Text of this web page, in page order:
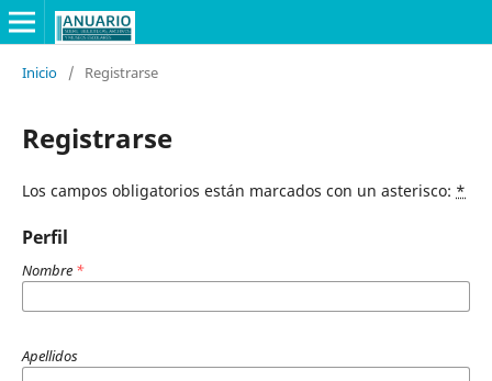
Inicio / Registrarse
Registrarse
Los campos obligatorios están marcados con un asterisco: *
Perfil
Nombre *
Apellidos